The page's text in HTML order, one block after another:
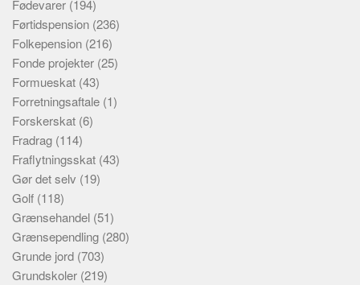
Fødevarer (194)
Førtidspension (236)
Folkepension (216)
Fonde projekter (25)
Formueskat (43)
Forretningsaftale (1)
Forskerskat (6)
Fradrag (114)
Fraflytningsskat (43)
Gør det selv (19)
Golf (118)
Grænsehandel (51)
Grænsependling (280)
Grunde jord (703)
Grundskoler (219)